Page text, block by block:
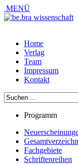
MENÜ
Home
Verlag
Team
Impressum
Kontakt
Programm
Fachgebiete
Schriftenreihen